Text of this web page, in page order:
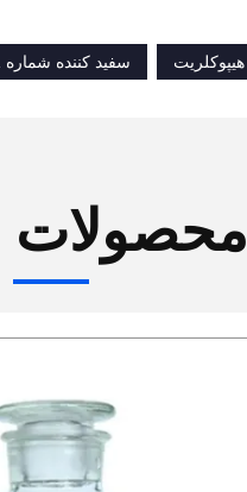
سفید کننده شماره 7681 52 9
محصولات